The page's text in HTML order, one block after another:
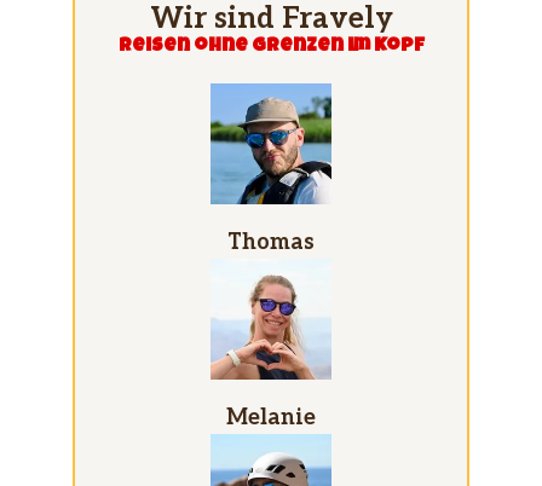
Wir sind Fravely
Reisen ohne grenzen im Kopf
Thomas
Melanie